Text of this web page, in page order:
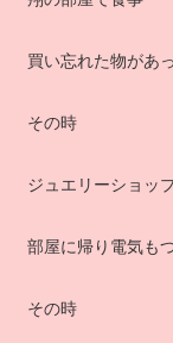
買い忘れた物があ
その時
ジュエリーショッ
部屋に帰り電気も
その時